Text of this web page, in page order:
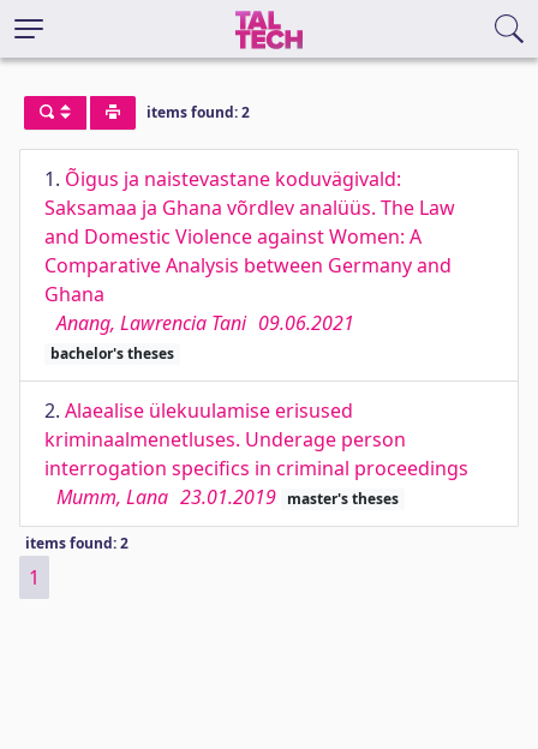
items found: 2
1. Õigus ja naistevastane koduvägivald:
Saksamaa ja Ghana võrdlev analüüs. The Law
and Domestic Violence against Women: A
Comparative Analysis between Germany and
Ghana
Anang, Lawrencia Tani 09.06.2021
bachelor's theses
2. Alaealise ülekuulamise erisused
kriminaalmenetluses. Underage person
interrogation specifics in criminal proceedings
Mumm, Lana 23.01.2019 master's theses
items found: 2
1